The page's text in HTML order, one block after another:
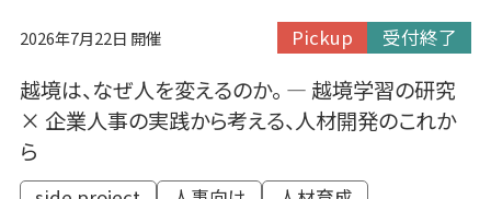
2026年7月22日 開催 Pickup 受付終了
越境は、なぜ人を変えるのか。 ― 越境学習の研究
× 企業人事の実践から考える、人材開発のこれか
ら